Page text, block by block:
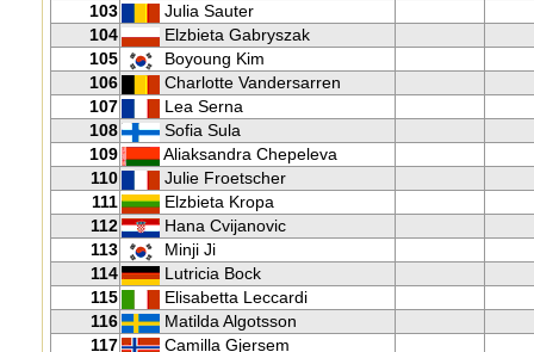
103
Julia Sauter
104
Elzbieta Gabryszak
105
Boyoung Kim
106
Charlotte Vandersarren
107
Lea Serna
108
Sofia Sula
109
Aliaksandra Chepeleva
110
Julie Froetscher
111
Elzbieta Kropa
112
Hana Cvijanovic
113
Minji Ji
114
Lutricia Bock
115
Elisabetta Leccardi
116
Matilda Algotsson
117
Camilla Gjersem